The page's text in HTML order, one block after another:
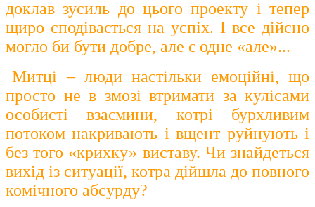
доклав зусиль до цього проекту і тепер
щиро сподівається на успіх. І все дійсно
могло би бути добре, але є одне «але»...
Митці – люди настільки емоційні, що
просто не в змозі втримати за кулісами
особисті взаємини, котрі бурхливим
потоком накривають і вщент руйнують і
без того «крихку» виставу. Чи знайдеться
вихід із ситуації, котра дійшла до повного
комічного абсурду?